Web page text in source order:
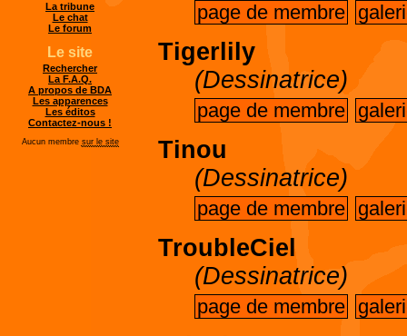
page de membre
Tigerlily
(Dessinatrice)
page de membre
Tinou
(Dessinatrice)
page de membre
TroubleCiel
(Dessinatrice)
page de membre
La tribune
Le chat
Le forum
Le site
Rechercher
La F.A.Q.
A propos de BDA
Les apparences
Les éditos
Contactez-nous !
Aucun membre sur le site